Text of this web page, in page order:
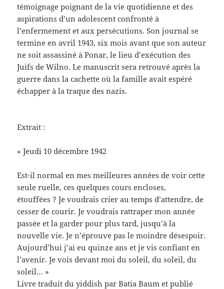
témoignage poignant de la vie quotidienne et des
aspirations d’un adolescent confronté à
l’enfermement et aux persécutions. Son journal se
termine en avril 1943, six mois avant que son auteur
ne soit assassiné à Ponar, le lieu d’exécution des
Juifs de Wilno. Le manuscrit sera retrouvé après la
guerre dans la cachette où la famille avait espéré
échapper à la traque des nazis.
Extrait :
« Jeudi 10 décembre 1942
Est-il normal en mes meilleures années de voir cette
seule ruelle, ces quelques cours encloses,
étouffées ? Je voudrais crier au temps d’attendre, de
cesser de courir. Je voudrais rattraper mon année
passée et la garder pour plus tard, jusqu’à la
nouvelle vie. Je n’éprouve pas le moindre désespoir.
Aujourd’hui j’ai eu quinze ans et je vis confiant en
l’avenir. Je vois devant moi du soleil, du soleil, du
soleil… »
Livre traduit du yiddish par Batia Baum et publié